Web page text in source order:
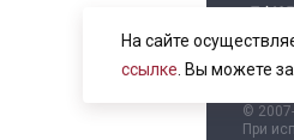
+7
©
При
На сайте
ссылке . Вы можете